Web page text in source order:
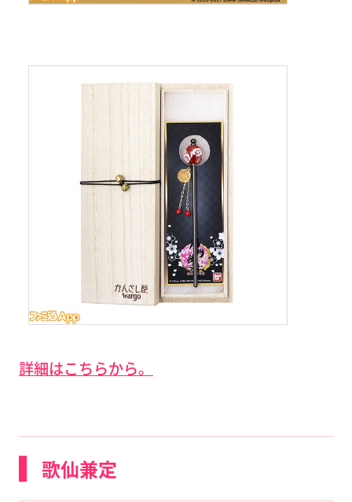
詳細はこちらから。
歌仙兼定